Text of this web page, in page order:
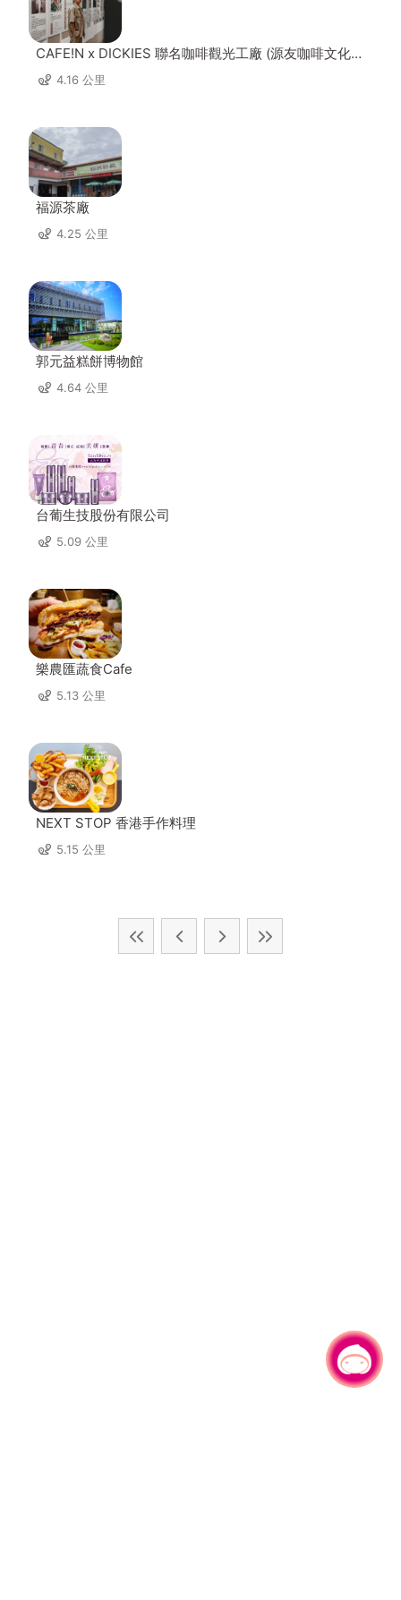
CAFE!N x DICKIES 聯名咖啡觀光工廠 (源友咖啡文化園
區) 4.16 公里
福源茶廠
4.25 公里
郭元益糕餅博物館
4.64 公里
台葡生技股份有限公司
5.09 公里
樂農匯蔬食Cafe
5.13 公里
NEXT STOP 香港手作料理
5.15 公里